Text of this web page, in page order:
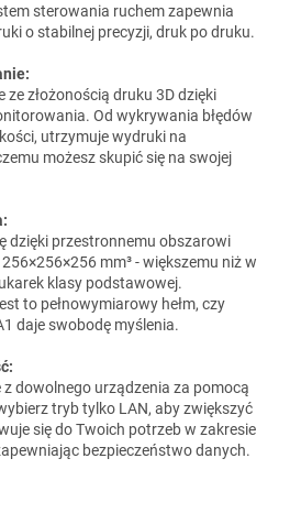
sterowania ruchem zapewnia
o stabilnej precyzji, druk po druku.
złożonością druku 3D dzięki
Od wykrywania błędów
utrzymuje wydruki na
możesz skupić się na swojej
dzięki przestronnemu obszarowi
mm³ - większemu niż w
klasy podstawowej.
to pełnowymiarowy hełm, czy
daje swobodę myślenia.
dowolnego urządzenia za pomocą
tryb tylko LAN, aby zwiększyć
się do Twoich potrzeb w zakresie
bezpieczeństwo danych.